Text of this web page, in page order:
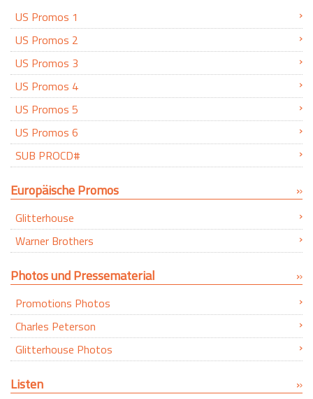
US Promos 1
US Promos 2
US Promos 3
US Promos 4
US Promos 5
US Promos 6
SUB PROCD#
Europäische Promos
Glitterhouse
Warner Brothers
Photos und Pressematerial
Promotions Photos
Charles Peterson
Glitterhouse Photos
Listen